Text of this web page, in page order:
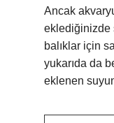
Ancak
eklediğinizde
balıklar için
yukarıda da
eklenen